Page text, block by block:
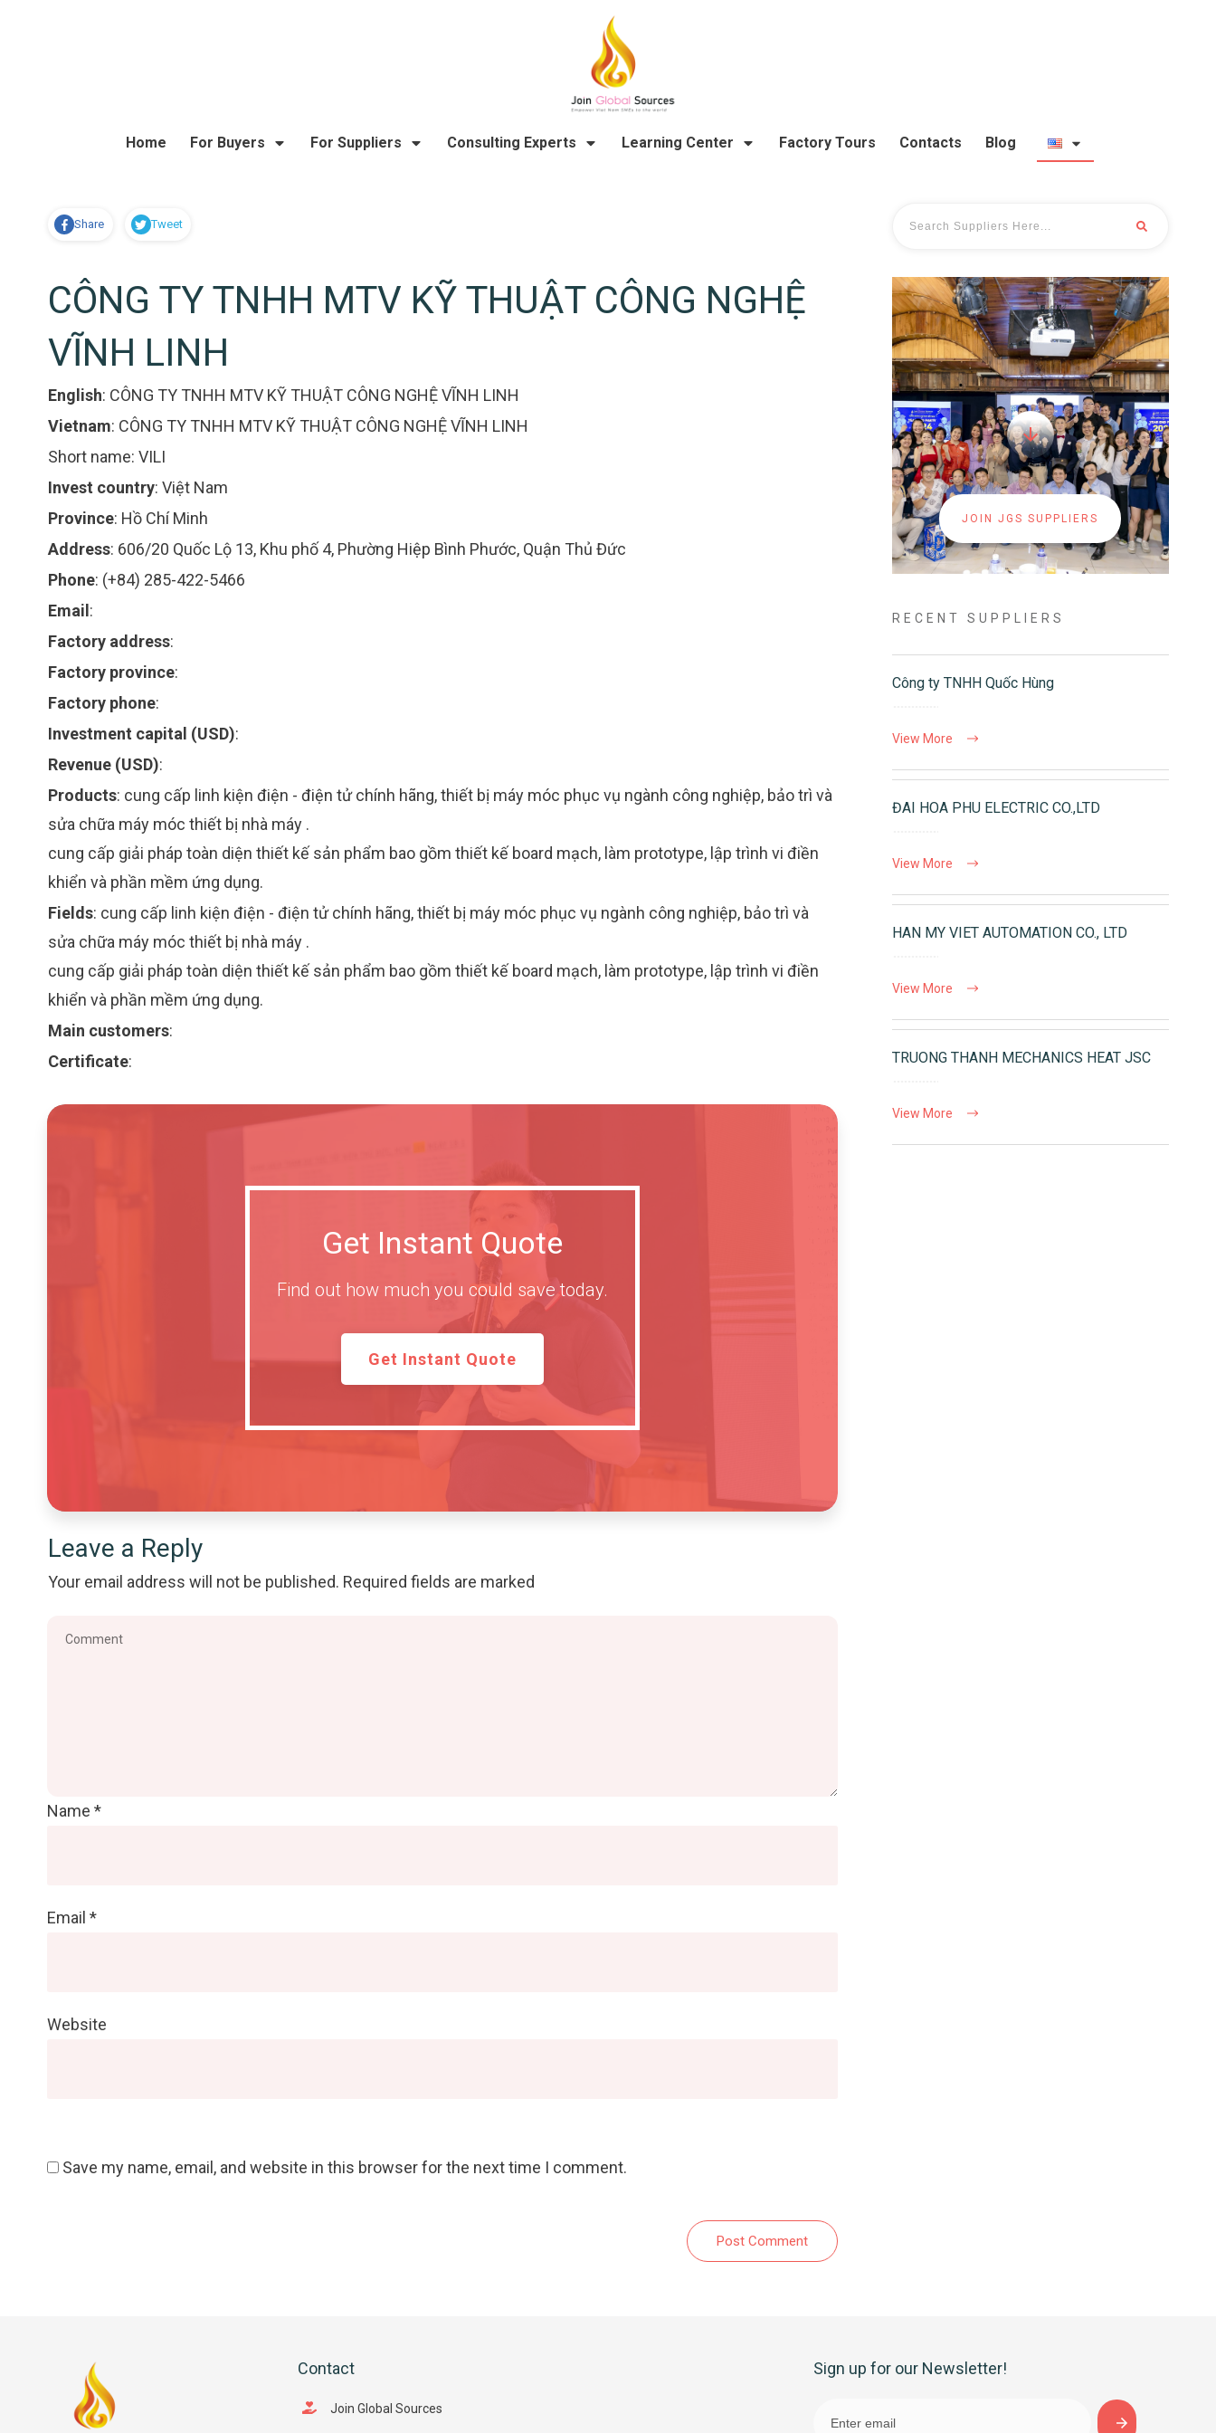
Home For Buyers For Suppliers Consulting Experts Learning Center Factory Tours Contacts Blog
Share Tweet
CÔNG TY TNHH MTV KỸ THUẬT CÔNG NGHỆ
VĨNH LINH
English: CÔNG TY TNHH MTV KỸ THUẬT CÔNG NGHỆ VĨNH LINH
Vietnam: CÔNG TY TNHH MTV KỸ THUẬT CÔNG NGHỆ VĨNH LINH
Short name: VILI
Invest country: Việt Nam
Province: Hồ Chí Minh
Address: 606/20 Quốc Lộ 13, Khu phố 4, Phường Hiệp Bình Phước, Quận Thủ Đức
Phone: (+84) 285-422-5466
Email :
Factory address:
Factory province:
Factory phone:
Investment capital (USD):
Revenue (USD):
Products: cung cấp linh kiện điện - điện tử chính hãng, thiết bị máy móc phục vụ ngành công nghiệp, bảo trì và
sửa chữa máy móc thiết bị nhà máy .
cung cấp giải pháp toàn diện thiết kế sản phẩm bao gồm thiết kế board mạch, làm prototype, lập trình vi điền
khiển và phần mềm ứng dụng.
Fields: cung cấp linh kiện điện - điện tử chính hãng, thiết bị máy móc phục vụ ngành công nghiệp, bảo trì và
sửa chữa máy móc thiết bị nhà máy .
cung cấp giải pháp toàn diện thiết kế sản phẩm bao gồm thiết kế board mạch, làm prototype, lập trình vi điền
khiển và phần mềm ứng dụng.
Main customers:
Certificate:
Get Instant Quote
Find out how much you could save today.
Get Instant Quote
Leave a Reply
Your email address will not be published. Required fields are marked
Name *
Email *
Website
Save my name, email, and website in this browser for the next time I comment.
Post Comment
JOIN JGS SUPPLIERS
RECENT SUPPLIERS
Công ty TNHH Quốc Hùng
View More
ĐAI HOA PHU ELECTRIC CO.,LTD
View More
HAN MY VIET AUTOMATION CO., LTD
View More
TRUONG THANH MECHANICS HEAT JSC
View More
Contact
Join Global Sources
Sign up for our Newsletter!